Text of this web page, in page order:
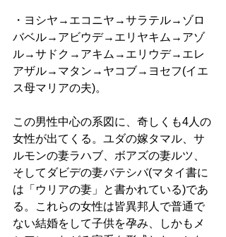
・ヨシヤ→エコニヤ→サラテル→ゾロ
バベル→アビウデ→エリヤキム→アゾ
ル→サドク→アキム→エリウデ→エレ
アザル→マタン→ヤコブ→ヨセフ(イエ
ス母マリアの夫)。
この男性中心の系図に、奇しくも4人の
女性が出てくる。ユダの嫁タマル、サ
ルモンの妻ラハブ、ボアズの妻ルツ、
そしてダビデの妻バテシバ(マタイ書に
は「ウリアの妻」と書かれている)であ
る。これらの女性は皆異邦人で普通で
ない結婚をして子供を孕み、しかもメ